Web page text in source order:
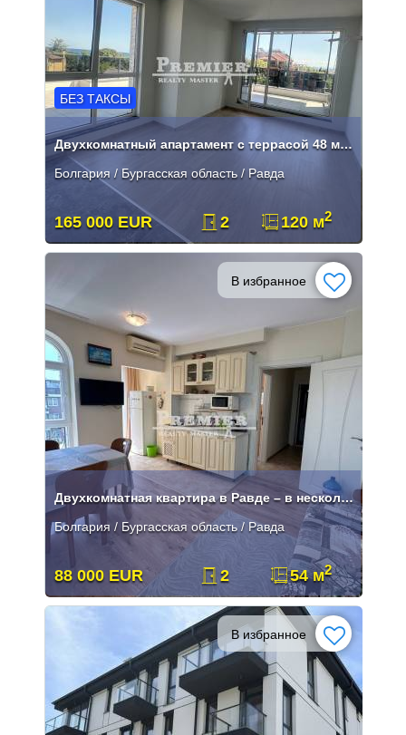
БЕЗ ТАКСЫ
Двухкомнатный апартамент с террасой 48 м² и видом на море
Болгария / Бургасская область / Равда
165 000 EUR 2 120 м2
В избранное
Двухкомнатная квартира в Равде – в нескольких минутах от моря
Болгария / Бургасская область / Равда
88 000 EUR 2 54 м2
В избранное